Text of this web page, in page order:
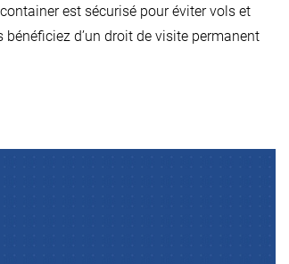
est sécurisé pour éviter vols et
d’un droit de visite permanent